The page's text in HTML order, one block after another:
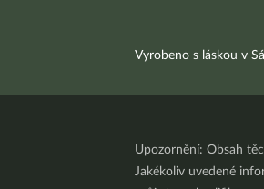
Vyrobeno s láskou v
Upozornění: Obsah
Jakékoliv uvedené